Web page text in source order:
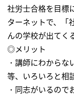
社労士合格を目標
ターネットで、「
んの学校が出てく
◎メリット
・講師にわから
等、いろいろと相
・同志がいるの